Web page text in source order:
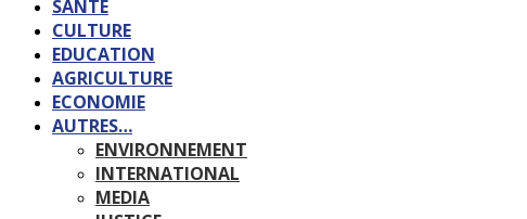
SANTE
CULTURE
EDUCATION
AGRICULTURE
ECONOMIE
AUTRES…
ENVIRONNEMENT
INTERNATIONAL
MEDIA